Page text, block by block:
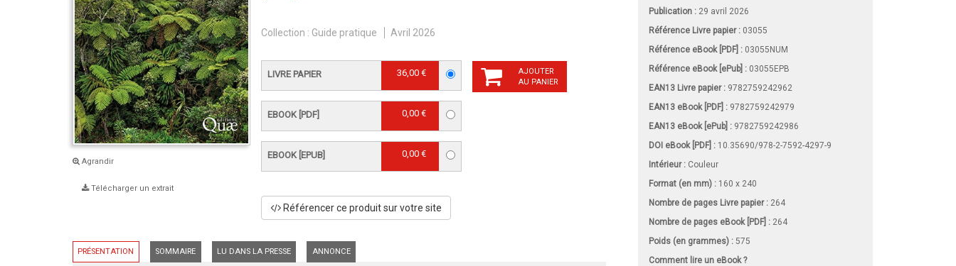
Agrandir
Télécharger un extrait
Collection : Guide pratique Avril 2026
LIVRE PAPIER 36,00 €
EBOOK [PDF] 0,00 €
EBOOK [EPUB] 0,00 €
AJOUTER
AU PANIER
Référencer ce produit sur votre site
PRÉSENTATION SOMMAIRE LU DANS LA PRESSE ANNONCE
Publication : 29 avril 2026
Référence Livre papier : 03055
Référence eBook [PDF] : 03055NUM
Référence eBook [ePub] : 03055EPB
EAN13 Livre papier : 9782759242962
EAN13 eBook [PDF] : 9782759242979
EAN13 eBook [ePub] : 9782759242986
DOI eBook [PDF] : 10.35690/978-2-7592-4297-9
Intérieur : Couleur
Format (en mm) : 160 x 240
Nombre de pages Livre papier: 264
Nombre de pages eBook [PDF] : 264
Poids (en grammes) : 575
Comment lire un eBook ?